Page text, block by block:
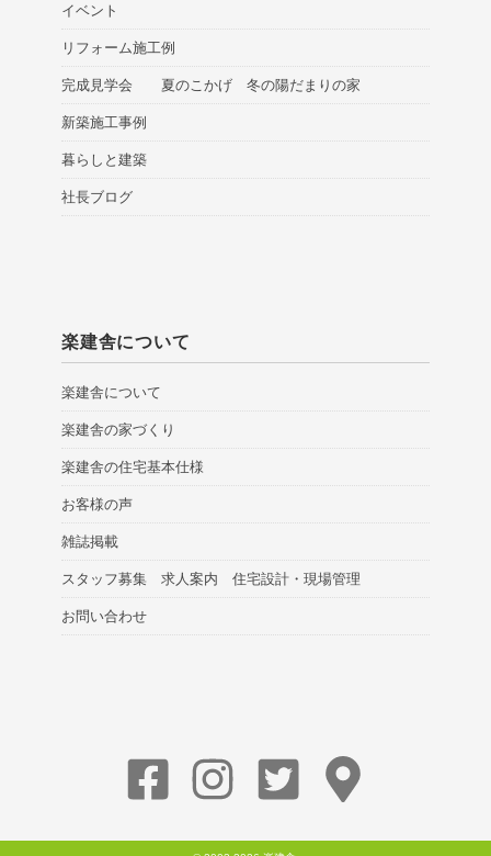
イベント
リフォーム施工例
完成見学会 夏のこかげ 冬の陽だまりの家
新築施工事例
暮らしと建築
社長ブログ
楽建舎について
楽建舎について
楽建舎の家づくり
楽建舎の住宅基本仕様
お客様の声
雑誌掲載
スタッフ募集 求人案内 住宅設計・現場管理
お問い合わせ